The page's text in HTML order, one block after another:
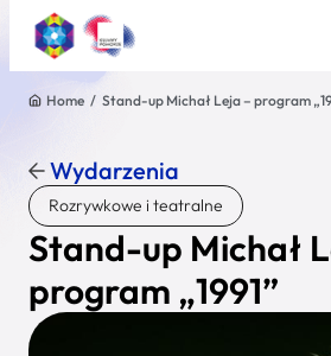
Znajdź atrakcję
Nazwa atrakcji
Miasto
Home / Stand-up Michał Leja – program
Wydarzenia
Rozrywkowe i teatralne
Stand-up Michał
program „1991”